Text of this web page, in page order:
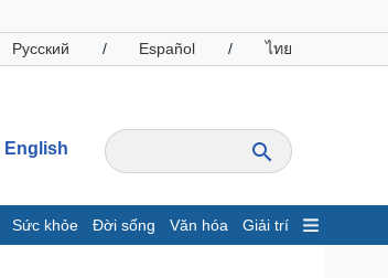
Русский / Español / ไทย
English
Sức khỏe Đời sống Văn hóa Giải trí